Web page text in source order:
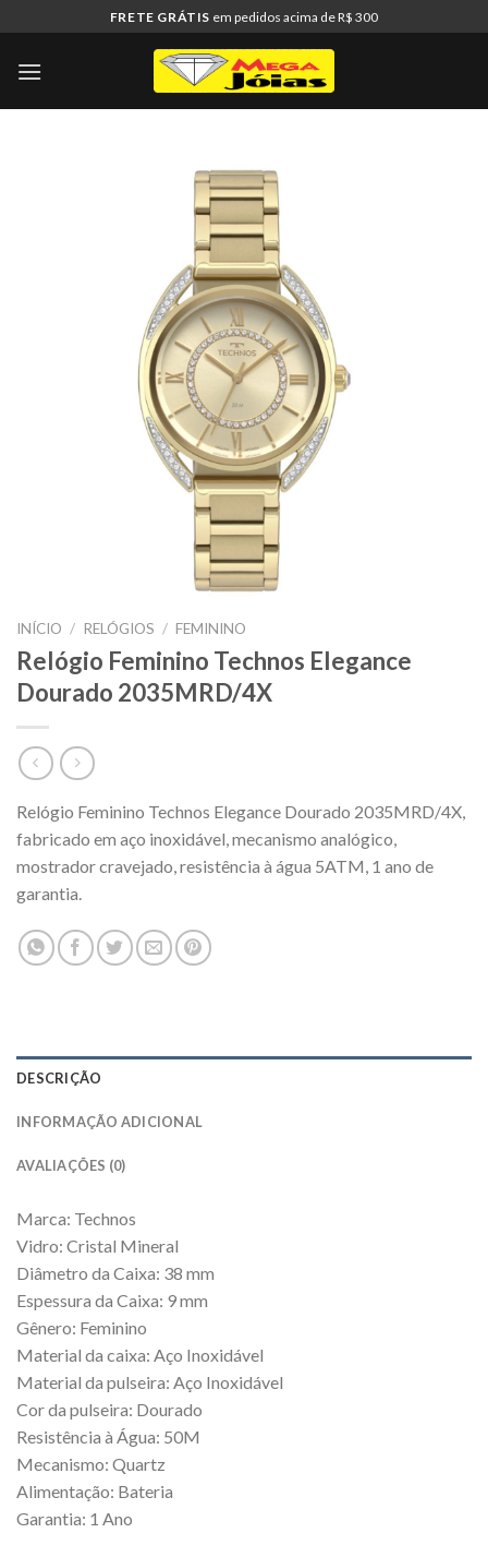
to
content
FRETE GRÁTIS em pedidos acima de R$ 300
INÍCIO / RELÓGIOS / FEMININO
Relógio Feminino Technos Elegance
Dourado 2035MRD/4X
Relógio Feminino Technos Elegance Dourado 2035MRD/4X,
fabricado em aço inoxidável, mecanismo analógico,
mostrador cravejado, resistência à água 5ATM, 1 ano de
garantia.
DESCRIÇÃO
INFORMAÇÃO ADICIONAL
AVALIAÇÕES (0)
Marca: Technos
Vidro: Cristal Mineral
Diâmetro da Caixa: 38 mm
Espessura da Caixa: 9 mm
Gênero: Feminino
Material da caixa: Aço Inoxidável
Material da pulseira: Aço Inoxidável
Cor da pulseira: Dourado
Resistência à Água: 50M
Mecanismo: Quartz
Alimentação: Bateria
Garantia: 1 Ano